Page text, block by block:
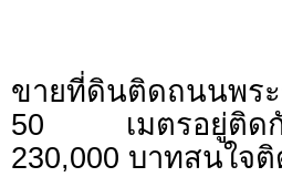
ขายที่ดินติดถนนพระ
50 เมตรอยู่ติดกับ
230,000 บาทสนใจ